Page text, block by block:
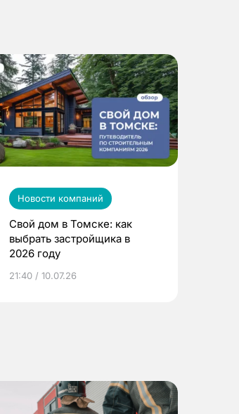
Новости компаний
Свой дом в Томске: как
выбрать застройщика в
2026 году
21:40 / 10.07.26